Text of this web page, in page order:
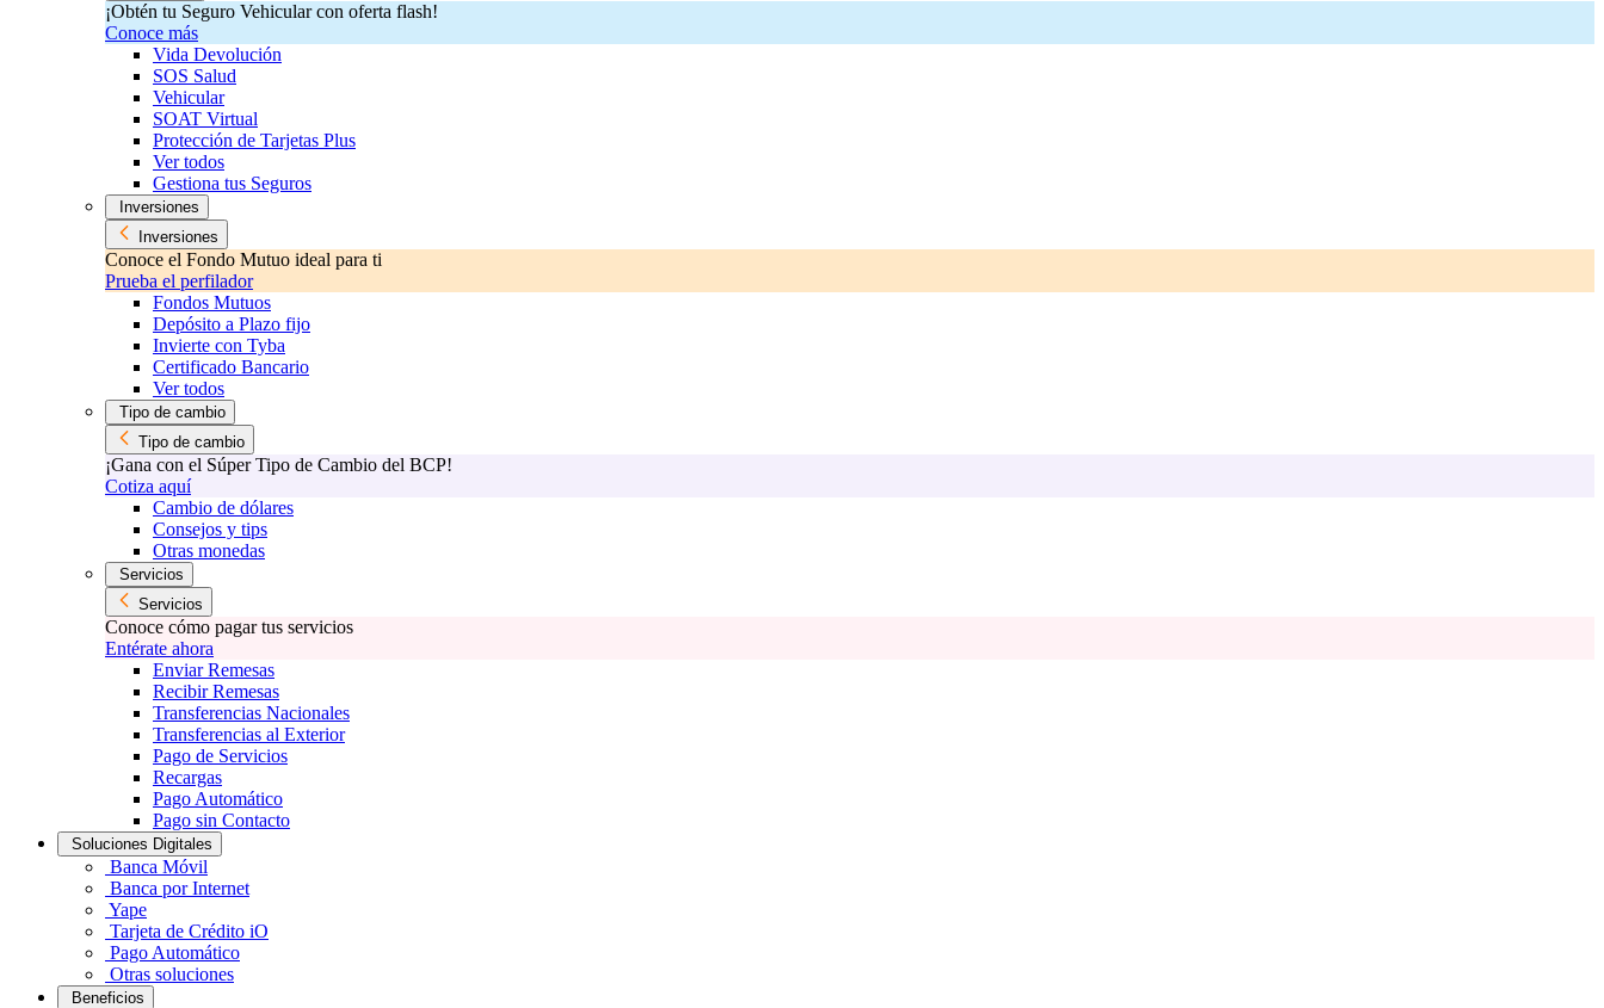
¡Obtén tu Seguro Vehicular con oferta flash!
Conoce más
Vida Devolución
SOS Salud
Vehicular
SOAT Virtual
Protección de Tarjetas Plus
Ver todos
Gestiona tus Seguros
Inversiones
Inversiones
Conoce el Fondo Mutuo ideal para ti
Prueba el perfilador
Fondos Mutuos
Depósito a Plazo fijo
Invierte con Tyba
Certificado Bancario
Ver todos
Tipo de cambio
Tipo de cambio
¡Gana con el Súper Tipo de Cambio del BCP!
Cotiza aquí
Cambio de dólares
Consejos y tips
Otras monedas
Servicios
Servicios
Conoce cómo pagar tus servicios
Entérate ahora
Enviar Remesas
Recibir Remesas
Transferencias Nacionales
Transferencias al Exterior
Pago de Servicios
Recargas
Pago Automático
Pago sin Contacto
Soluciones Digitales
Banca Móvil
Banca por Internet
Yape
Tarjeta de Crédito iO
Pago Automático
Otras soluciones
Beneficios